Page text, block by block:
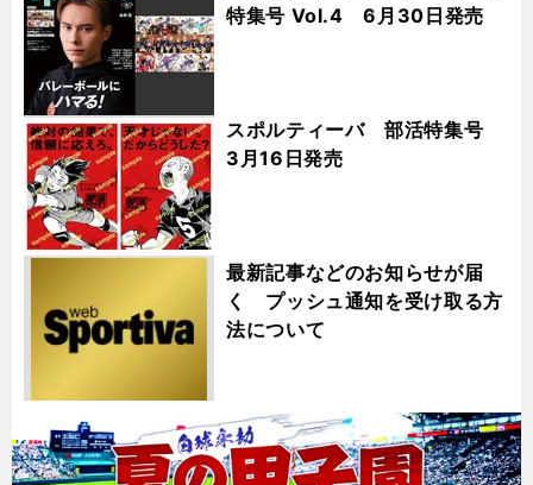
特集号 Vol.4 6月30日発売
スポルティーバ 部活特集号
3月16日発売
最新記事などのお知らせが届
く プッシュ通知を受け取る方
法について